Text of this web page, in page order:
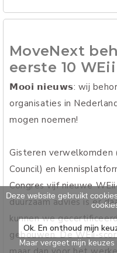
MoveNext
eerste 10
𝗠𝗼𝗼𝗶 𝗻𝗶𝗲𝘂𝘄𝘀: wij
organisaties in
mogen noemen!
Gisteren verwelkomden
Council) en
Congres vijf nieuwe
duurzaam advies is er
kunnen we
gebouwen. De WEii-
Deze website gebruikt
Ok. En onthoud mijn
Maar vergeet mijn